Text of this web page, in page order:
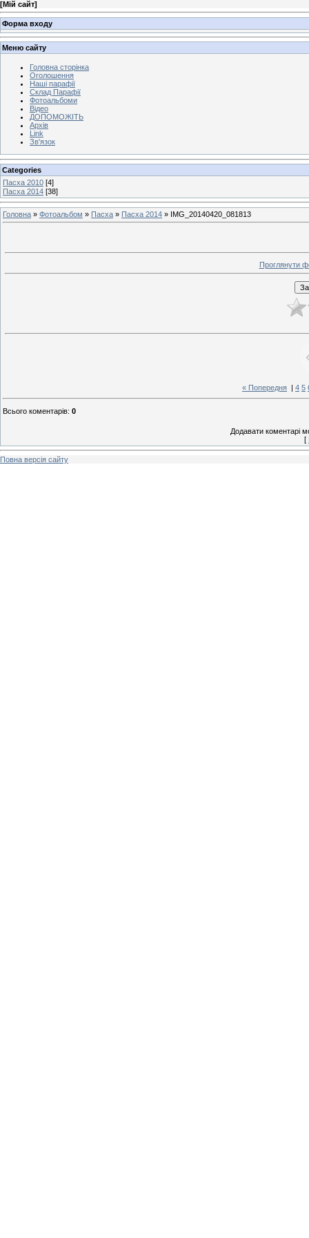
[Мій сайт]
Форма входу
Меню сайту
Головна сторінка
Оголошення
Наші парафії
Склад Парафії
Фотоальбоми
Відео
ДОПОМОЖІТЬ
Архів
Link
Зв'язок
Categories
Пасха 2010 [4]
Пасха 2014 [38]
Головна » Фотоальбом » Пасха » Пасха 2014 » IMG_20140420_081813
Проглянути
« Попередня 4 5
Всього коментарів: 0
Додавати коментарі
[
Повна версія сайту